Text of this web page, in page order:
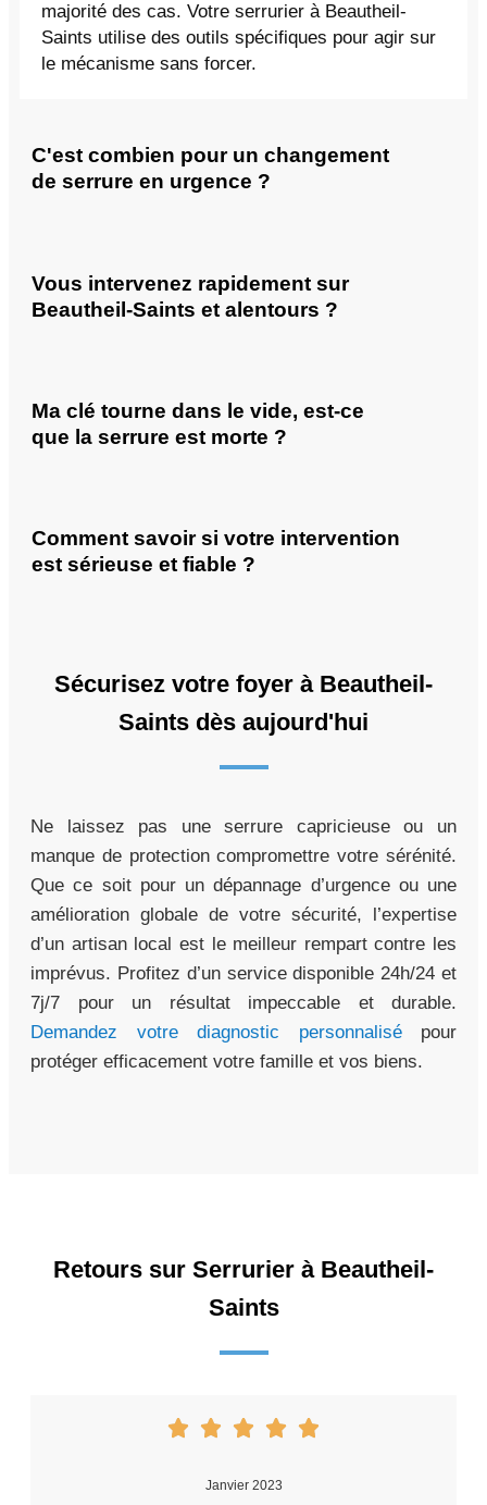
majorité des cas. Votre serrurier à Beautheil-
Saints utilise des outils spécifiques pour agir sur
le mécanisme sans forcer.
C'est combien pour un changement
de serrure en urgence ?
Vous intervenez rapidement sur
Beautheil-Saints et alentours ?
Ma clé tourne dans le vide, est-ce
que la serrure est morte ?
Comment savoir si votre intervention
est sérieuse et fiable ?
Sécurisez votre foyer à Beautheil-
Saints dès aujourd'hui
Ne laissez pas une serrure capricieuse ou un
manque de protection compromettre votre sérénité.
Que ce soit pour un dépannage d’urgence ou une
amélioration globale de votre sécurité, l’expertise
d’un artisan local est le meilleur rempart contre les
imprévus. Profitez d’un service disponible 24h/24 et
7j/7 pour un résultat impeccable et durable.
Demandez votre diagnostic personnalisépour
protéger efficacement votre famille et vos biens.
Retours sur Serrurier à Beautheil-
Saints
Janvier 2023